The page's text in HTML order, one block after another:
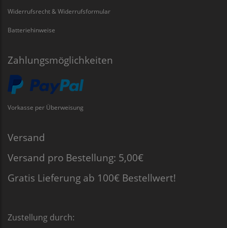
Widerrufsrecht & Widerrufsformular
Batteriehinweise
Zahlungsmöglichkeiten
Vorkasse per Überweisung
Versand
Versand pro Bestellung: 5,00€
Gratis Lieferung ab 100€ Bestellwert!
Zustellung durch: